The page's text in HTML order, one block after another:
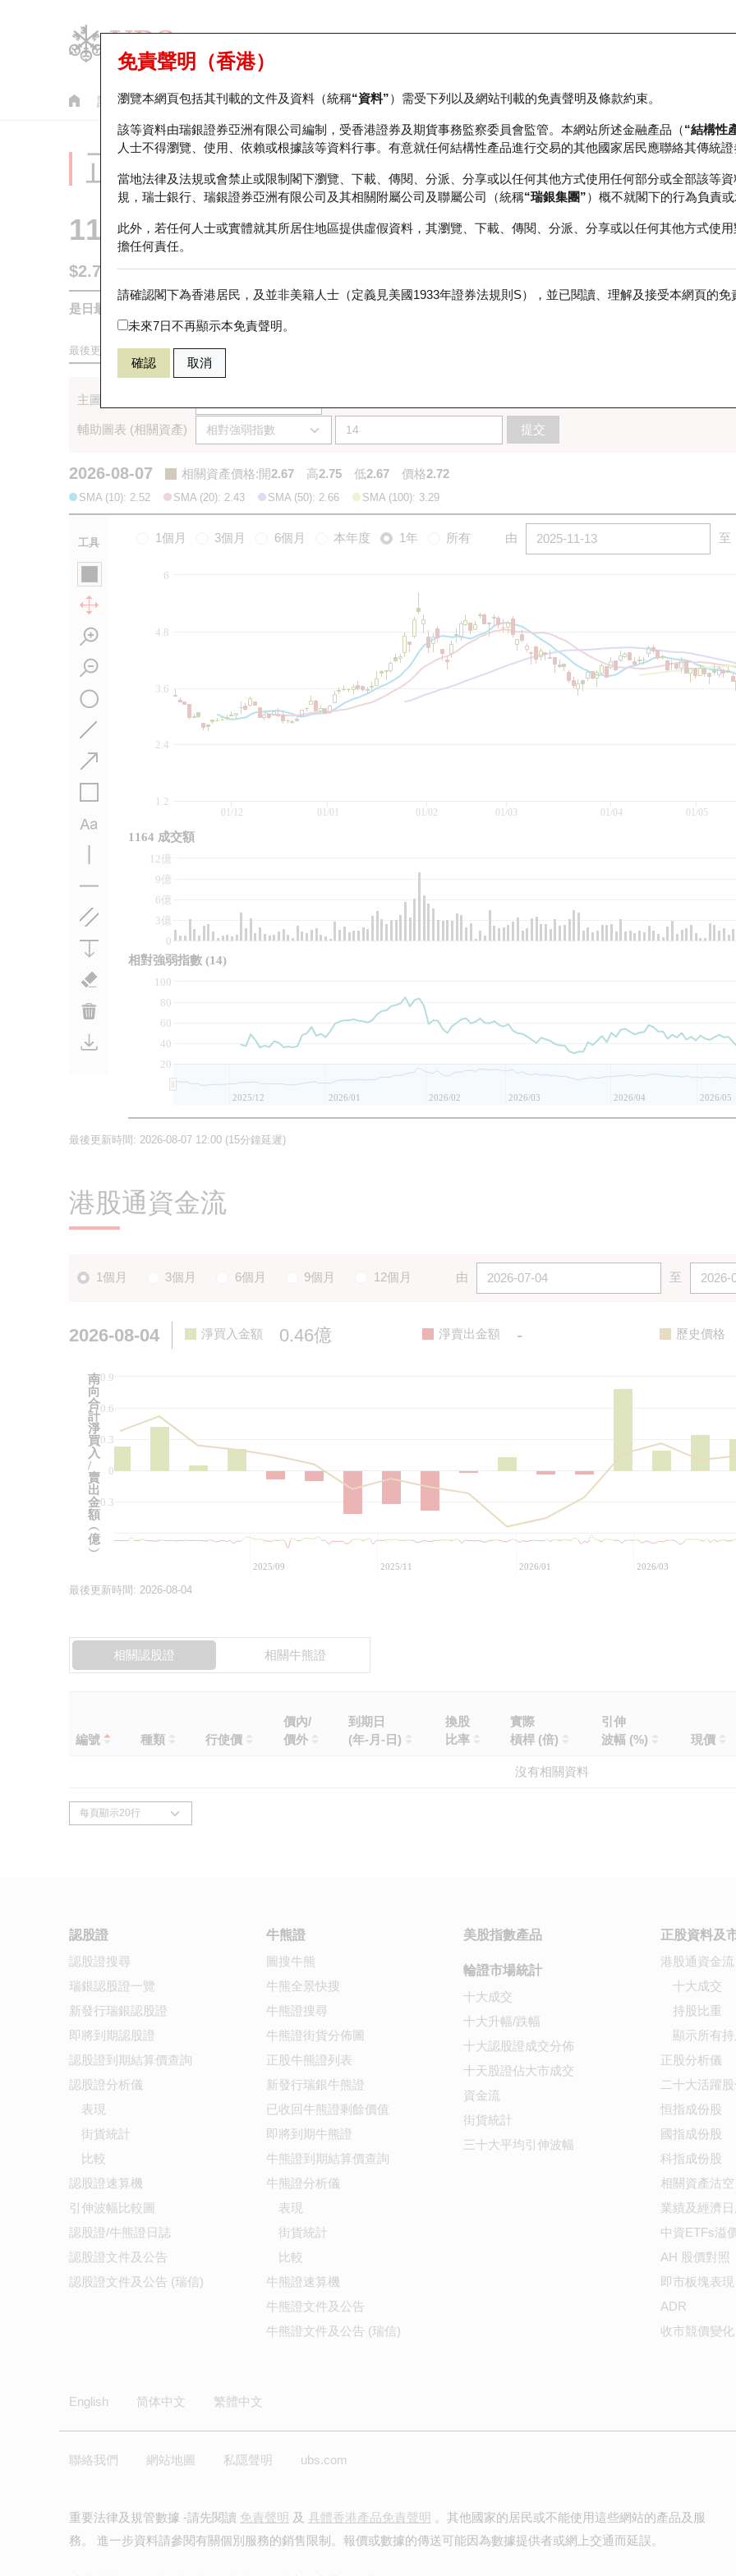
認股證 牛熊證 美股指數產品 輪證市場統計 正股資料及市場統計 瑞銀輪證教室
免責聲明（香港）
瀏覽本網頁包括其刊載的文件及資料（統稱“資料”）需受下列以及網站刊載的免責聲明及條款約束。
該等資料由瑞銀證券亞洲有限公司編制，受香港證券及期貨事務監察委員會監管。本網站所述金融產品（“結構性
人士不得瀏覽、使用、依賴或根據該等資料行事。有意就任何結構性產品進行交易的其他國家居民應聯絡其傳統
當地法律及法規或會禁止或限制閣下瀏覽、下載、傳閱、分派、分享或以任何其他方式使用任何部分或全部該等
規，瑞士銀行、瑞銀證券亞洲有限公司及其相關附屬公司及聯屬公司（統稱“瑞銀集團”）概不就閣下的行為負責
此外，若任何人士或實體就其所居住地區提供虛假資料，其瀏覽、下載、傳閱、分派、分享或以任何其他方式使
擔任何責任。
請確認閣下為香港居民，及並非美籍人士（定義見美國1933年證券法規則S），並已閱讀、理解及接受本網頁的免
未來7日不再顯示本免責聲明。
確認 取消
正股分析儀
1164 中廣核礦業
$2.725 0.09 (+3.42%)
是日最高/最低價
最後更新時間:2026-08-07 12:00 (15分鐘延遲)
主圖表 (相關資產)
輔助圖表 (相關資產) 提交
2026-08-07 相關資產價格:開2.67 高2.75 低2.67 價格2.72
SMA (10): 2.52 SMA (20): 2.43 SMA (50): 2.66 SMA (100): 3.29
工具 1個月 3個月 6個月 本年度 1年 所有 由 至
1.2
2.4
3.6
4.8
6
0
3億
6億
9億
12億
20
40
60
80
100
01/12 01/01 01/02 01/03 01/04 01/05
2025/12 2026/01 2026/02 2026/03 2026/04 2026/05
1164 成交額
相對強弱指數 (14)
最後更新時間: 2026-08-07 12:00 (15分鐘延遲)
港股通資金流
1個月 3個月 6個月 9個月 12個月 由 至
2026-08-04 淨買入金額 0.46億 淨賣出金額 - 歷史價格
0
-0.3
0.3
0.6
0.9
2025/09 2025/11 2026/01 2026/03
南
向
合
計
淨
買
入
/
賣
出
金
額
︵
億
︶
最後更新時間: 2026-08-04
相關認股證 相關牛熊證
編號 種類 行使價
價內/
價外
到期日
(年-月-日)
換股
比率
實際
槓桿 (倍)
引伸
波幅 (%)
現價
沒有相關資料
認股證
認股證搜尋
瑞銀認股證一覽
新發行瑞銀認股證
即將到期認股證
認股證到期結算價查詢
認股證分析儀
表現
街貨統計
比較
認股證速算機
引伸波幅比較圖
認股證/牛熊證日誌
認股證文件及公告
認股證文件及公告 (瑞信)
牛熊證
圖搜牛熊
牛熊全景快搜
牛熊證搜尋
牛熊證街貨分佈圖
正股牛熊證列表
新發行瑞銀牛熊證
已收回牛熊證剩餘價值
即將到期牛熊證
牛熊證到期結算價查詢
牛熊證分析儀
表現
街貨統計
比較
牛熊證速算機
牛熊證文件及公告
牛熊證文件及公告 (瑞信)
美股指數產品
輪證市場統計
十大成交
十大升幅/跌幅
十大認股證成交分佈
十天股證佔大市成交
資金流
街貨統計
三十大平均引伸波幅
正股資料及
港股通資金流
十大成交
持股比重
顯示所有
正股分析儀
二十大活躍
恒指成份股
國指成份股
科指成份股
相關資產沽空
業績及經濟
中資ETFs溢
AH 股價對照
即市板塊表現
ADR
收市競價變化
English 简体中文 繁體中文
聯絡我們 網站地圖 私隱聲明 ubs.com
重要法律及規管數據 -請先閱讀 免責聲明 及 具體香港產品免責聲明 。其他國家的居民或不能使用這些網站的產品及服
務。 進一步資料請參閱有關個別服務的銷售限制。報價或數據的傳送可能因為數據提供者或網上交通而延誤。